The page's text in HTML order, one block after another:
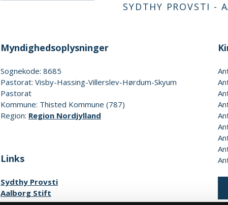
SYDTHY PROVSTI -
Myndighedsoplysninger
Sognekode: 8685
Pastorat: Visby-Hassing-Villerslev-Hørdum-Skyum
Pastorat
Kommune: Thisted Kommune (787)
Region: Region Nordjylland
Links
Sydthy Provsti
Aalborg Stift